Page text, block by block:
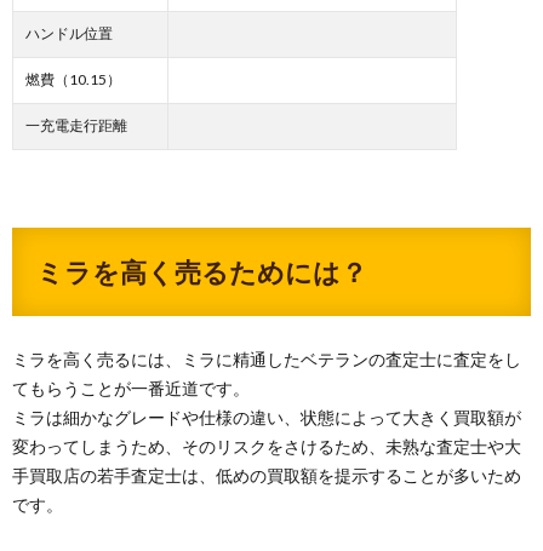
ハンドル位置
燃費（10.15）
一充電走行距離
ミラを高く売るためには？
ミラを高く売るには、ミラに精通したベテランの査定士に査定をし
てもらうことが一番近道です。
ミラは細かなグレードや仕様の違い、状態によって大きく買取額が
変わってしまうため、そのリスクをさけるため、未熟な査定士や大
手買取店の若手査定士は、低めの買取額を提示することが多いため
です。